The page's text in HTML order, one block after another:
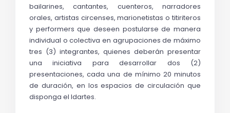
bailarines, cantantes, cuenteros, narradores
orales, artistas circenses, marionetistas o titiriteros
y performers que deseen postularse de manera
individual o colectiva en agrupaciones de máximo
tres (3) integrantes, quienes deberán presentar
una iniciativa para desarrollar dos (2)
presentaciones, cada una de mínimo 20 minutos
de duración, en los espacios de circulación que
disponga el Idartes.